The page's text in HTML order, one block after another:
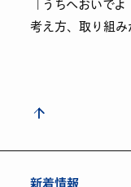
「うちへおいで
考え方、取り組み